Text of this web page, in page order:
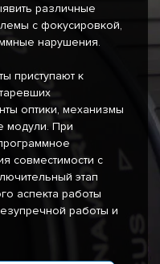
различные
с фокусировкой,
нарушения.
приступают к
оптики, механизмы
модули. При
совместимости с
этап
аспекта работы
работы и